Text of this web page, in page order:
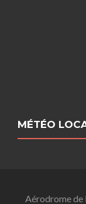
MÉTÉO
Aérodrome